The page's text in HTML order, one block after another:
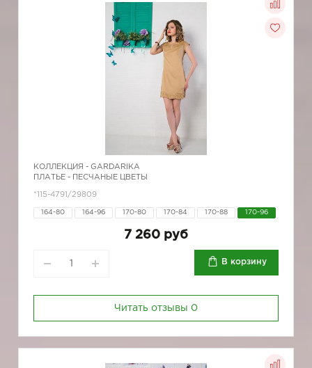
КОЛЛЕКЦИЯ - GARDARIKA
ПЛАТЬЕ - ПЕСЧАНЫЕ ЦВЕТЫ
*115-4791/29809
164-80 164-96 170-80 170-84 170-88 170-96
7 260 руб
В корзину
Читать отзывы 0